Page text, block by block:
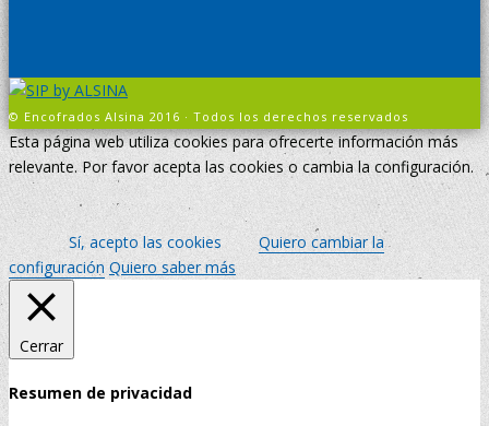
© Encofrados Alsina 2016 · Todos los derechos reservados
Esta página web utiliza cookies para ofrecerte información más
relevante. Por favor acepta las cookies o cambia la configuración.
Sí, acepto las cookies
Quiero cambiar la
configuración Quiero saber más
Cerrar
Resumen de privacidad